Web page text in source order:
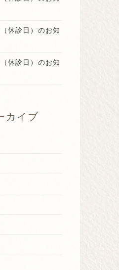
休診日）のお知
休診日）のお知
カイブ